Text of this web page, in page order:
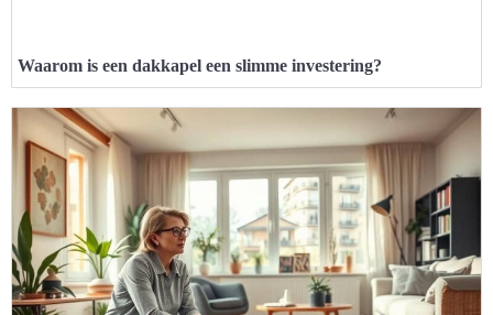
Waarom is een dakkapel een slimme investering?